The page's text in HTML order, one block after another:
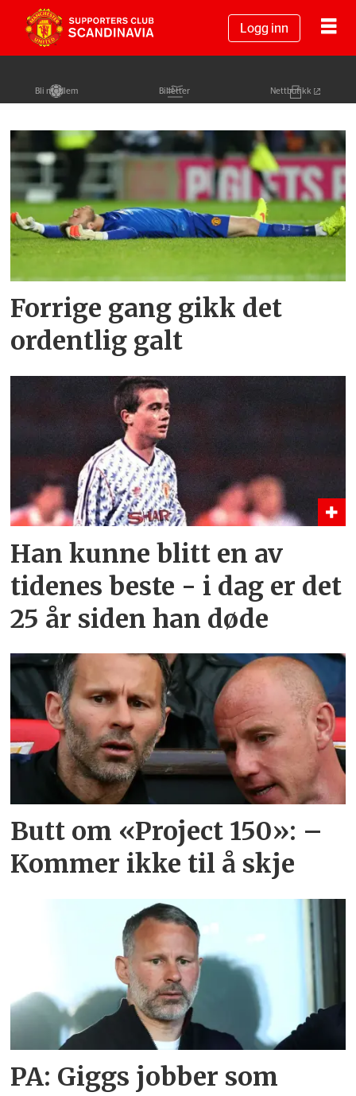
Logg inn
Bli medlem Billetter Nettbutikk
Tag:
ryan
giggs
Forrige gang gikk det
ordentlig galt
Han kunne blitt en av
tidenes beste - i dag er det
25 år siden han døde
Butt om «Project 150»: –
Kommer ikke til å skje
PA: Giggs jobber som